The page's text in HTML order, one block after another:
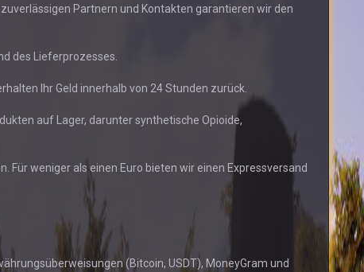
Partnern und Kontakten garantieren wir den
des Lieferprozesses.
Ihr Geld innerhalb von 24 Stunden zurück.
auf Lager, darunter synthetische Opioide,
Für weniger als einen Euro bieten wir einen Expressversand
(Bitcoin, USDT), MoneyGram und